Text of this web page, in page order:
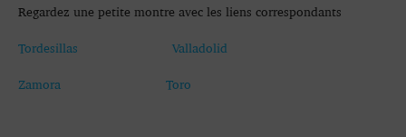
Regardez une petite montre avec les liens correspondants
Tordesillas Valladolid
Zamora Toro